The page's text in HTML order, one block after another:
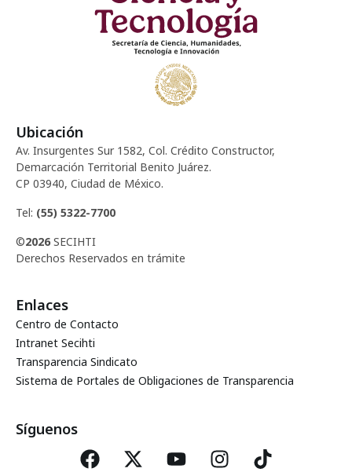
Ubicación
Av. Insurgentes Sur 1582, Col. Crédito Constructor,
Demarcación Territorial Benito Juárez.
CP 03940, Ciudad de México.
Tel: (55) 5322-7700
©2026 SECIHTI
Derechos Reservados en trámite
Enlaces
Centro de Contacto
Intranet Secihti
Transparencia Sindicato
Sistema de Portales de Obligaciones de Transparencia
Síguenos